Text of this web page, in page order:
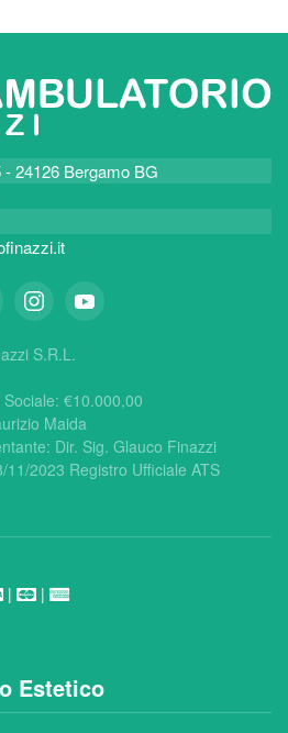
24126 Bergamo BG
S.R.L.
€10.000,00
Maida
Dir. Sig. Glauco Finazzi
2023 Registro Ufficiale ATS
|
|
Estetico